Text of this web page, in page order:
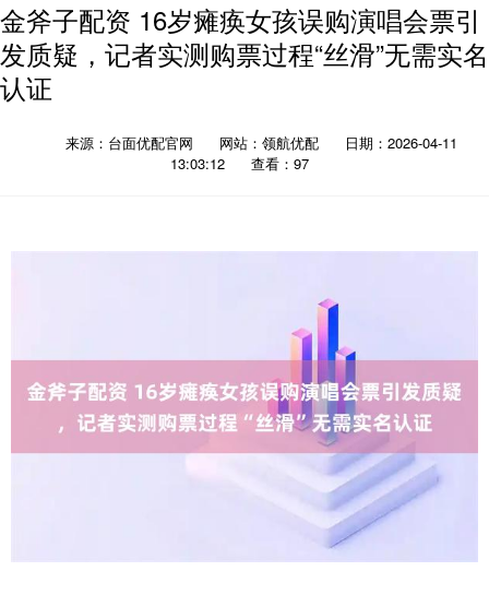
金斧子配资 16岁瘫痪女孩误购演唱会票引
发质疑，记者实测购票过程“丝滑”无需实名
认证
来源：台面优配官网 网站：领航优配
日期：2026-04-11
13:03:12
查看：97